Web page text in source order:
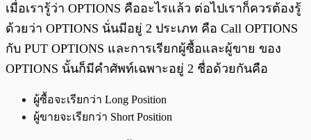
เมื่อเรารู้ว่า OPTIONS คืออะไรแล้ว ต่อไปเราก็ควรต้องรู้
ด้วยว่า OPTIONS นั่นมีอยู่ 2 ประเภท คือ Call OPTIONS
กับ PUT OPTIONS และการเรียกผู้ซื้อและผู้ขาย ของ
OPTIONS นั้นก็มีคำศัพท์เฉพาะอยู่ 2 ชื่อด้วยกันคือ
ผู้ซื้อจะเรียกว่า Long Position
ผู้ขายจะเรียกว่า Short Position